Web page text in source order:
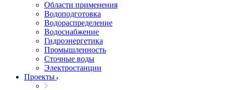
Области применения
Водоподготовка
Водораспределение
Водоснабжение
Гидроэнергетика
Промышленность
Сточные воды
Электростанции
Проекты